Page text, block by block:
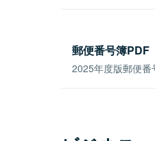
郵便番号簿PDF
2025年度版郵便番